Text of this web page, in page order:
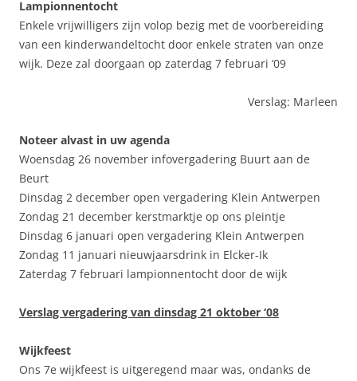
Lampionnentocht
Enkele vrijwilligers zijn volop bezig met de voorbereiding
van een kinderwandeltocht door enkele straten van onze
wijk. Deze zal doorgaan op zaterdag 7 februari ‘09
Verslag: Marleen
Noteer alvast in uw agenda
Woensdag 26 november infovergadering Buurt aan de
Beurt
Dinsdag 2 december open vergadering Klein Antwerpen
Zondag 21 december kerstmarktje op ons pleintje
Dinsdag 6 januari open vergadering Klein Antwerpen
Zondag 11 januari nieuwjaarsdrink in Elcker-Ik
Zaterdag 7 februari lampionnentocht door de wijk
Verslag vergadering van dinsdag 21 oktober ‘08
Wijkfeest
Ons 7e wijkfeest is uitgeregend maar was, ondanks de